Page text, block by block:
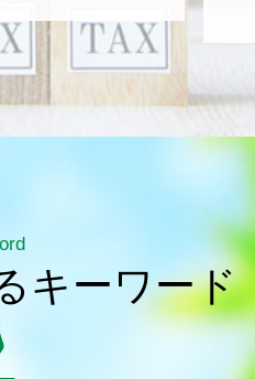
キーワード